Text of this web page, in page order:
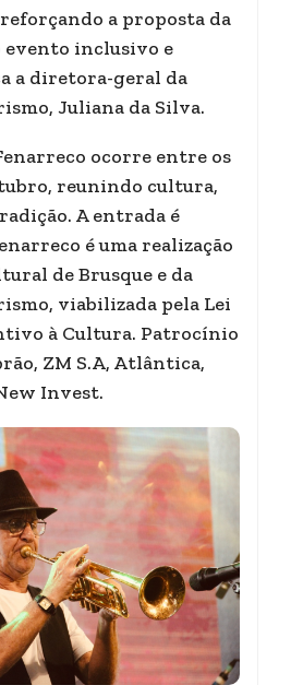
a proposta da
evento inclusivo e
a diretora-geral da
Juliana da Silva.
ocorre entre os
reunindo cultura,
A entrada é
é uma realização
de Brusque e da
viabilizada pela Lei
à Cultura. Patrocínio
ZM S.A, Atlântica,
Invest.